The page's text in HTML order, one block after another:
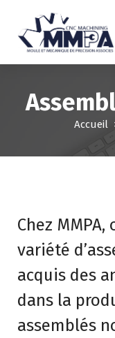
r
t
Accueil
Chez
variété
acquis des
dans la
assemblés